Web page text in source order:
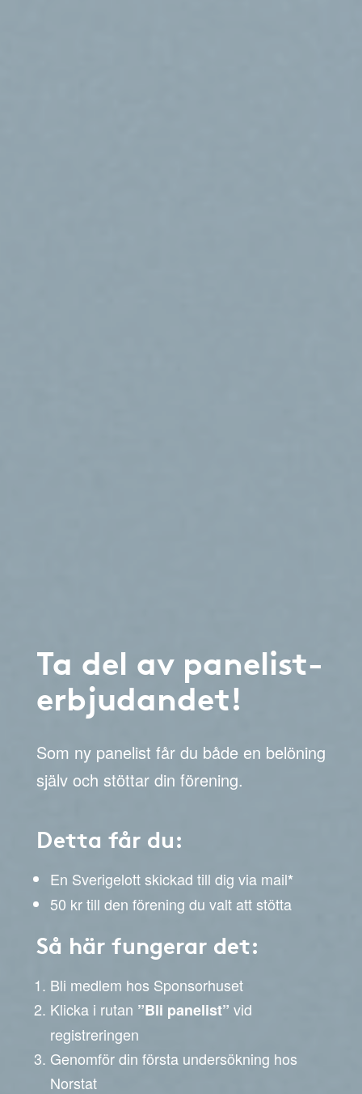
Ta del av panelist-
erbjudandet!
Som ny panelist får du både en belöning
själv och stöttar din förening.
Detta får du:
En Sverigelott skickad till dig via mail*
50 kr till den förening du valt att stötta
Så här fungerar det:
Bli medlem hos Sponsorhuset
Klicka i rutan ”Bli panelist” vid
registreringen
Genomför din första undersökning hos
Norstat